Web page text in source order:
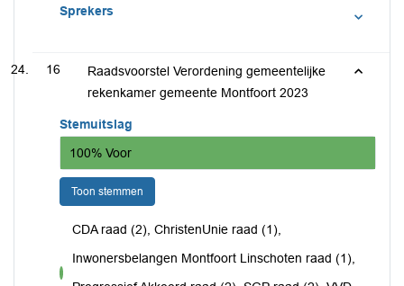
Sprekers
16
Raadsvoorstel Verordening gemeentelijke
rekenkamer gemeente Montfoort 2023
Stemuitslag
100% Voor
Toon stemmen
CDA raad (2), ChristenUnie raad (1),
Inwonersbelangen Montfoort Linschoten raad (1),